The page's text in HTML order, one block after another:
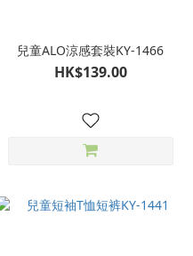
兒童ALO涼感套裝KY-1466
HK$139.00